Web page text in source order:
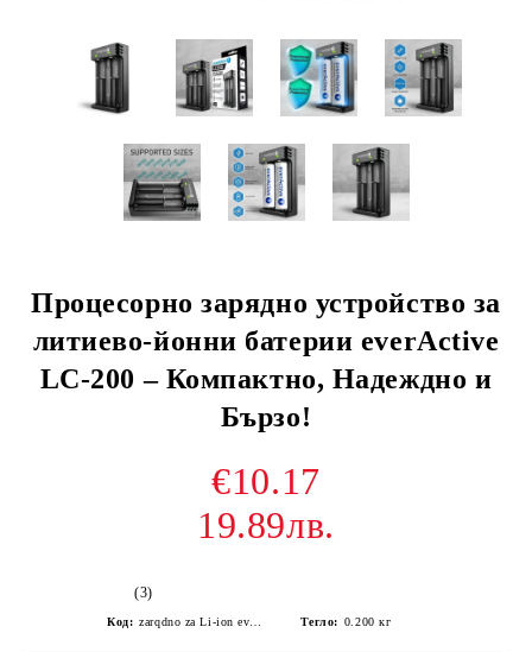
Процесорно зарядно устройство за
литиево-йонни батерии everActive
LC-200 – Компактно, Надеждно и
Бързо!
€10.17
19.89лв.
(3)
Код: Тегло: 0.200 кг